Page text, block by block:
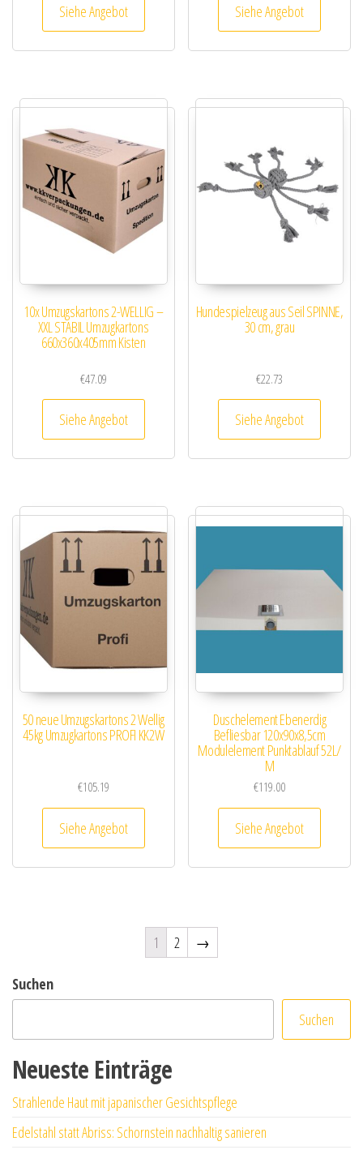
Siehe Angebot Siehe Angebot
10x Umzugskartons 2-WELLIG –
XXL STABIL Umzugkartons
660x360x405mm Kisten
€47.09
Siehe Angebot
Hundespielzeug aus Seil SPINNE,
30 cm, grau
€22.73
Siehe Angebot
50 neue Umzugskartons 2 Wellig
45kg Umzugkartons PROFI KK2W
€105.19
Siehe Angebot
Duschelement Ebenerdig
Befliesbar 120x90x8,5cm
Modulelement Punktablauf 52L/
M
€119.00
Siehe Angebot
1 2 →
Suchen
Suchen
Neueste Einträge
Strahlende Haut mit japanischer Gesichtspflege
Edelstahl statt Abriss: Schornstein nachhaltig sanieren